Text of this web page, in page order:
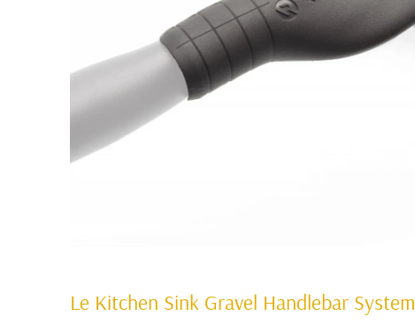
Le Kitchen Sink Gravel Handlebar System